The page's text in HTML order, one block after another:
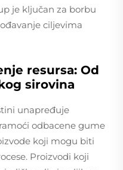
je ključan za borbu
ciljevima
resursa: Od
sirovina
unapređuje
odbacene gume
koji mogu biti
Proizvodi koji